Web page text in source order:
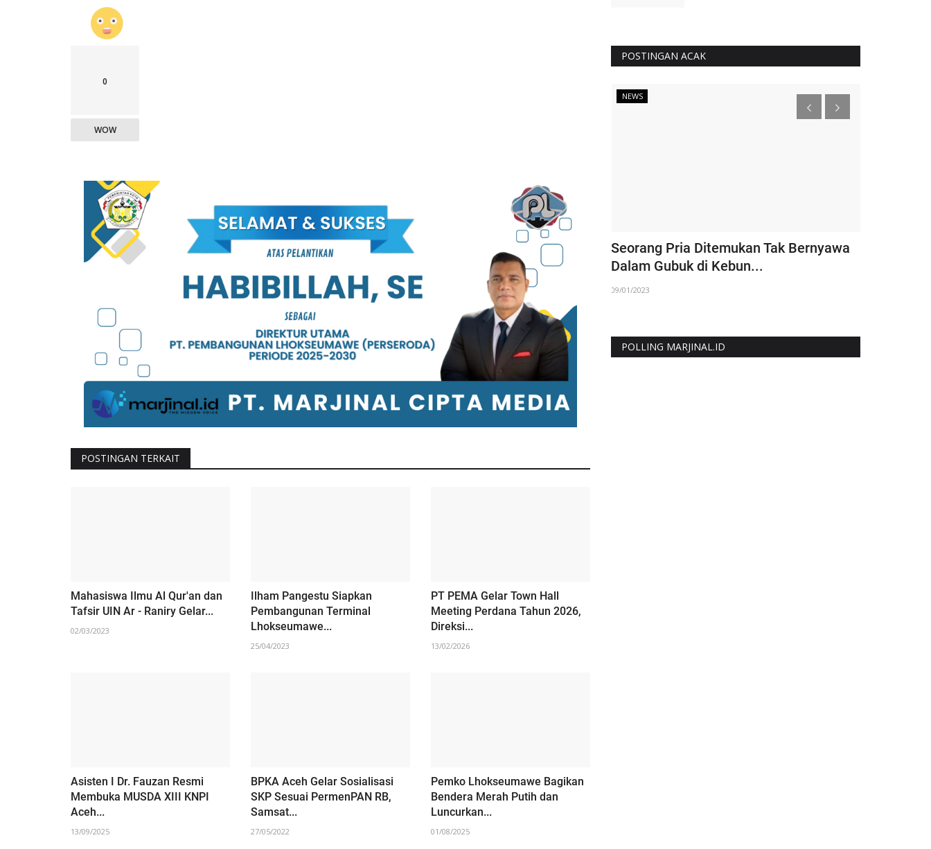
0
WOW
POSTINGAN TERKAIT
Mahasiswa Ilmu Al Qur'an dan
Tafsir UIN Ar - Raniry Gelar...
02/03/2023
Ilham Pangestu Siapkan
Pembangunan Terminal
Lhokseumawe...
25/04/2023
PT PEMA Gelar Town Hall
Meeting Perdana Tahun 2026,
Direksi...
13/02/2026
Asisten I Dr. Fauzan Resmi
Membuka MUSDA XIII KNPI
Aceh...
13/09/2025
BPKA Aceh Gelar Sosialisasi
SKP Sesuai PermenPAN RB,
Samsat...
27/05/2022
Pemko Lhokseumawe Bagikan
Bendera Merah Putih dan
Luncurkan...
01/08/2025
POSTINGAN ACAK
Isi Ramadhan di Aceh , Mahasiswa
Batubara Gelar Program...
Misteri Makam Panjang 12 Meter di
17/08/2025
NEWS
Seorang Pria Ditemukan Tak Bernyawa
Dalam Gubuk di Kebun...
09/01/2023
POLLING MARJINAL.ID